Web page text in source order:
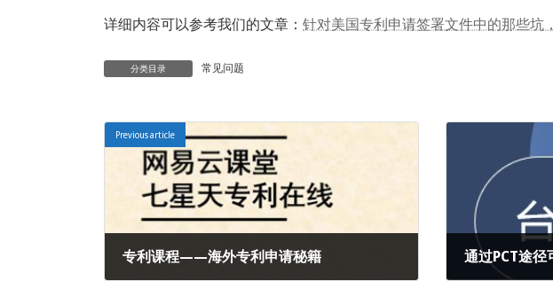
详细内容可以参考我们的文章： 针对美国专利申请签署文件中的那些坑
分类目录 常见问题
Previous article
专利课程——海外专利申请秘籍 通过PCT途